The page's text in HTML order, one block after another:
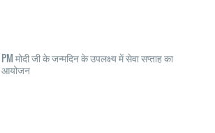
PM मोदी जी के जन्मदिन के उपलक्ष्य में सेवा सप्ताह का
आयोजन